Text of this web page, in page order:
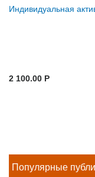
Индивидуальная
2 100.00 P
Популярные